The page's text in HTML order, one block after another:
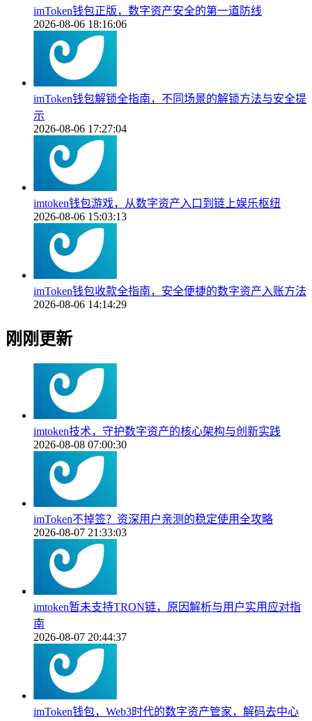
imToken钱包正版，数字资产安全的第一道防线
2026-08-06 18:16:06
imToken钱包解锁全指南，不同场景的解锁方法与安全提
示
2026-08-06 17:27:04
imtoken钱包游戏，从数字资产入口到链上娱乐枢纽
2026-08-06 15:03:13
imToken钱包收款全指南，安全便捷的数字资产入账方法
2026-08-06 14:14:29
刚刚更新
imtoken技术，守护数字资产的核心架构与创新实践
2026-08-08 07:00:30
imToken不掉签？资深用户亲测的稳定使用全攻略
2026-08-07 21:33:03
imtoken暂未支持TRON链，原因解析与用户实用应对指
南
2026-08-07 20:44:37
imToken钱包，Web3时代的数字资产管家，解码去中心